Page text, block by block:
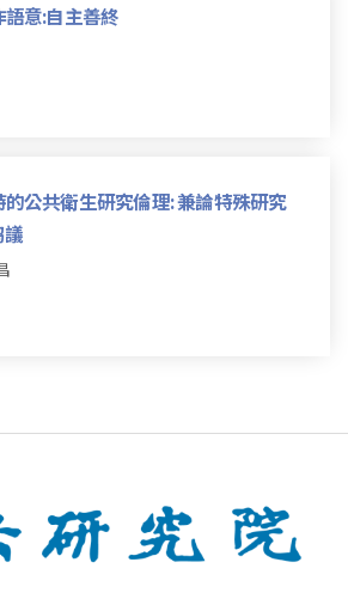
意:自主善終
公共衛生研究倫理: 兼論特殊研究